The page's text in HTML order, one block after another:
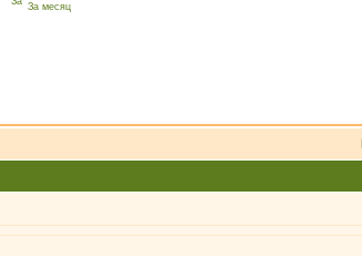
За месяц